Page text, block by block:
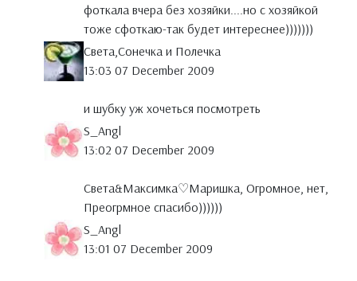
фоткала вчера без хозяйки....но с хозяйкой
тоже сфоткаю-так будет интереснее)))))))
Света,Сонечка и Полечка
13:03 07 December 2009
и шубку уж хочеться посмотреть
S_Angl
13:02 07 December 2009
Света&Максимка♡Маришка, Огромное, нет,
Преогрмное спасибо))))))
S_Angl
13:01 07 December 2009